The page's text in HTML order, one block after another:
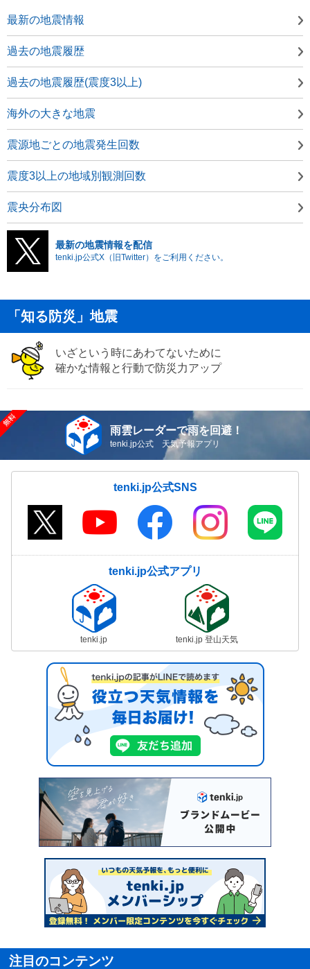
最新の地震情報
過去の地震履歴
過去の地震履歴(震度3以上)
海外の大きな地震
震源地ごとの地震発生回数
震度3以上の地域別観測回数
震央分布図
最新の地震情報を配信
tenki.jp公式X（旧Twitter）をご利用ください。
「知る防災」地震
いざという時にあわてないために
確かな情報と行動で防災力アップ
雨雲レーダーで雨を回避！
tenki.jp公式 天気予報アプリ
tenki.jp公式SNS
tenki.jp公式アプリ
tenki.jp tenki.jp 登山天気
注目のコンテンツ